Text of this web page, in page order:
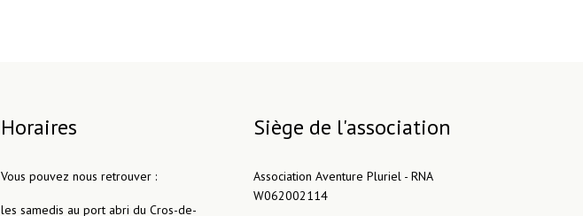
Horaires
Vous pouvez nous retrouver :
les samedis au port abri du Cros-de-
Siège de l'association
Association Aventure Pluriel - RNA
W062002114